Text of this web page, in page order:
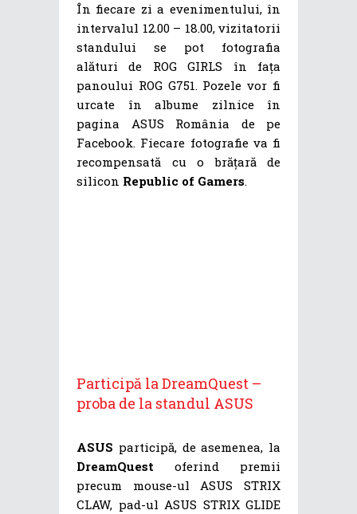
În fiecare zi a evenimentului, în
intervalul 12.00 – 18.00, vizitatorii
standului se pot fotografia
alături de ROG GIRLS în fața
panoului ROG G751. Pozele vor fi
urcate în albume zilnice în
pagina ASUS România de pe
Facebook. Fiecare fotografie va fi
recompensată cu o brățară de
silicon Republic of Gamers.
Participă la DreamQuest –
proba de la standul ASUS
ASUS participă, de asemenea, la
DreamQuest oferind premii
precum mouse-ul ASUS STRIX
CLAW, pad-ul ASUS STRIX GLIDE